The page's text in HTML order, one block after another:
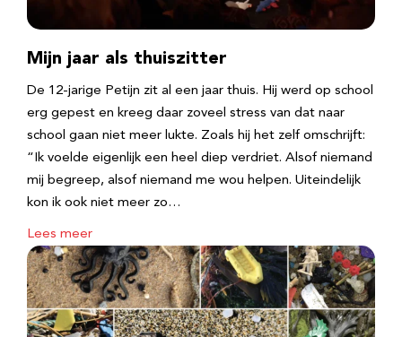
Mijn jaar als thuiszitter
De 12-jarige Petijn zit al een jaar thuis. Hij werd op school
erg gepest en kreeg daar zoveel stress van dat naar
school gaan niet meer lukte. Zoals hij het zelf omschrijft:
“Ik voelde eigenlijk een heel diep verdriet. Alsof niemand
mij begreep, alsof niemand me wou helpen. Uiteindelijk
kon ik ook niet meer zo…
Lees meer